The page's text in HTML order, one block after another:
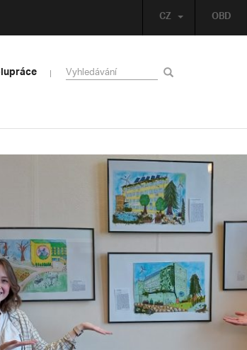
OBD
CZ